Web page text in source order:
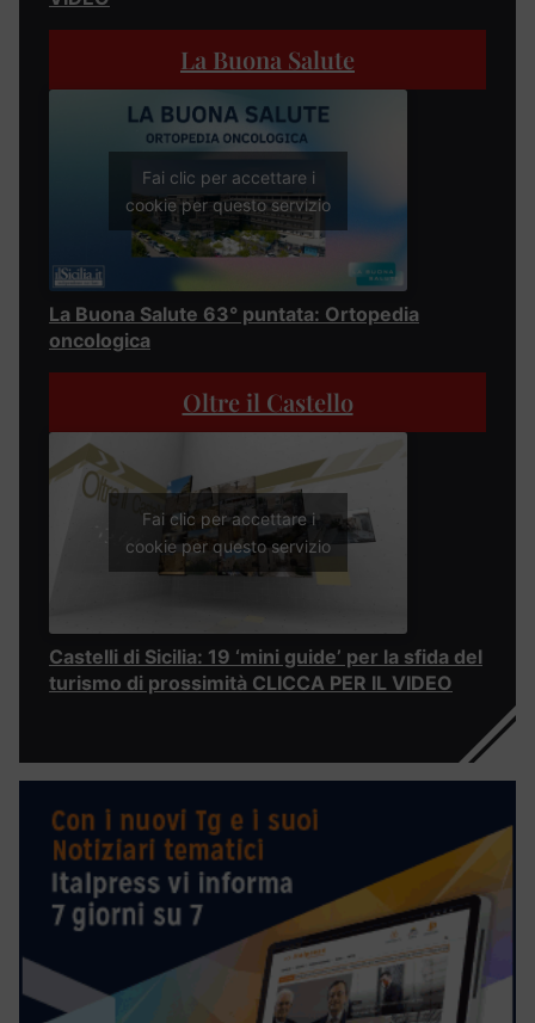
La Buona Salute
Fai clic per accettare i
cookie per questo servizio
La Buona Salute 63° puntata: Ortopedia
oncologica
Oltre il Castello
Fai clic per accettare i
cookie per questo servizio
Castelli di Sicilia: 19 ‘mini guide’ per la sfida del
turismo di prossimità CLICCA PER IL VIDEO